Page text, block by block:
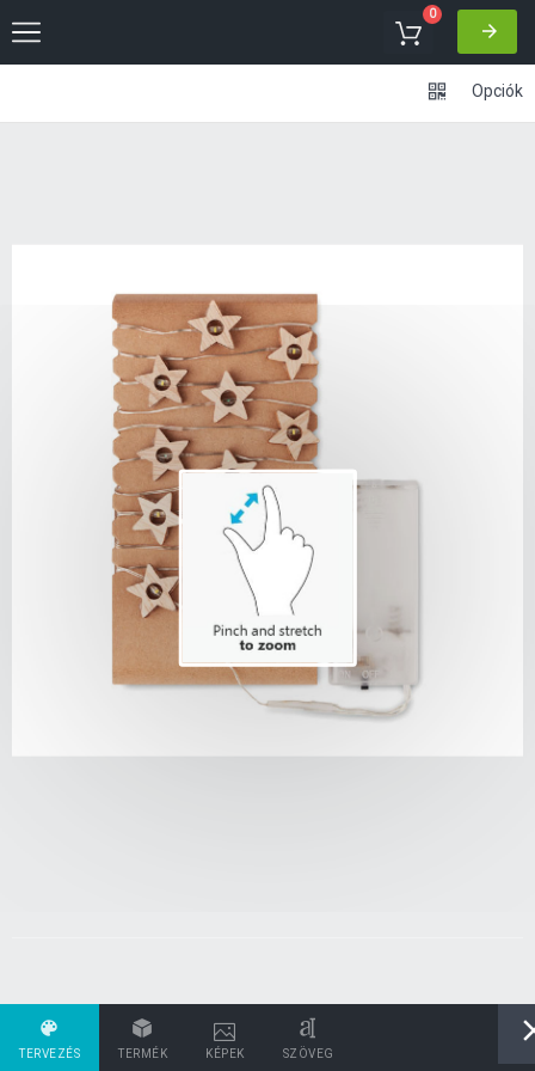
0
TERVEZÉS TERMÉK KÉPEK SZÖVEG
Opciók